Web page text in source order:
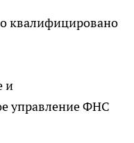
квалифицировано
и
управление ФНС